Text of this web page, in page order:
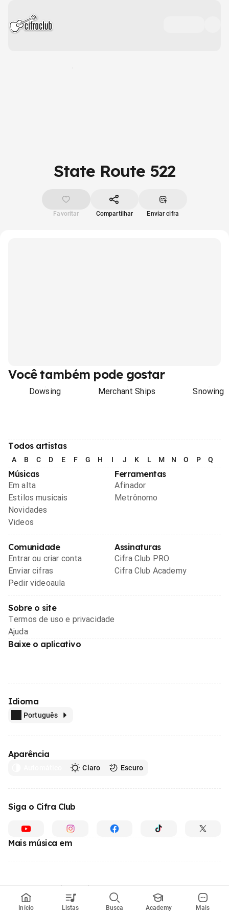
Início Listas Busca Academy Mais
State Route 522
Favoritar Compartilhar Enviar cifra
Você também pode gostar
Dowsing Merchant Ships Snowing
Todos artistas
A B C D E F G H I J K L M N O P Q
Músicas
Em alta
Estilos musicais
Novidades
Videos
Ferramentas
Afinador
Metrônomo
Comunidade
Entrar ou criar conta
Enviar cifras
Pedir videoaula
Assinaturas
Cifra Club PRO
Cifra Club Academy
Sobre o site
Termos de uso e privacidade
Ajuda
Baixe o aplicativo
Idioma
Português
Aparência
Claro Escuro
Siga o Cifra Club
Mais música em
© 1996 - 2026, o maior site de ensino de música do Brasil